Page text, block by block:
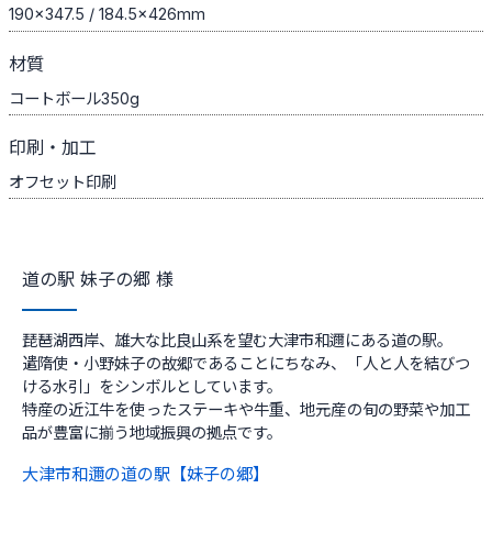
190×347.5 / 184.5×426mm
材質
コートボール350g
印刷・加工
オフセット印刷
道の駅 妹子の郷 様
琵琶湖西岸、雄大な比良山系を望む大津市和邇にある道の駅。
遣隋使・小野妹子の故郷であることにちなみ、「人と人を結びつ
ける水引」をシンボルとしています。
特産の近江牛を使ったステーキや牛重、地元産の旬の野菜や加工
品が豊富に揃う地域振興の拠点です。
大津市和邇の道の駅【妹子の郷】